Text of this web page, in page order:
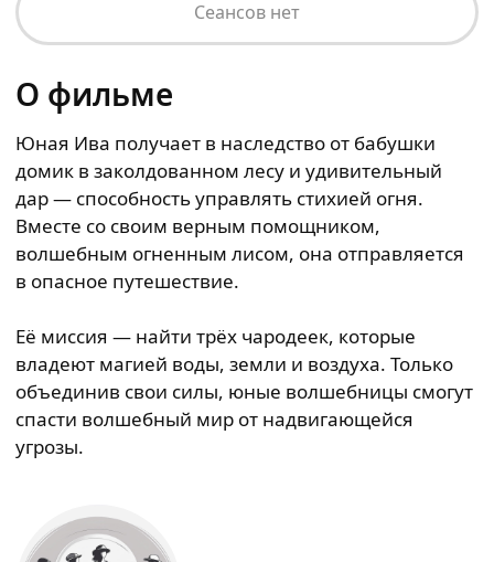
Сеансов нет
О фильме
Юная Ива получает в наследство от бабушки
домик в заколдованном лесу и удивительный
дар — способность управлять стихией огня.
Вместе со своим верным помощником,
волшебным огненным лисом, она отправляется
в опасное путешествие.
Её миссия — найти трёх чародеек, которые
владеют магией воды, земли и воздуха. Только
объединив свои силы, юные волшебницы смогут
спасти волшебный мир от надвигающейся
угрозы.